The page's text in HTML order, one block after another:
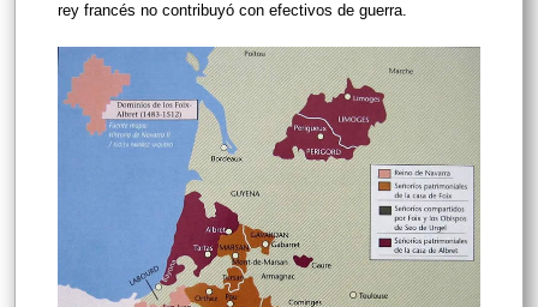
rey francés no contribuyó con efectivos de guerra.